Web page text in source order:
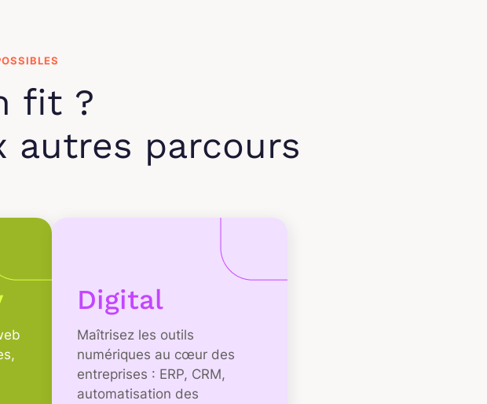
fit ?
parcours
Digital
Maîtrisez les outils
numériques au cœur des
entreprises : ERP, CRM,
automatisation des